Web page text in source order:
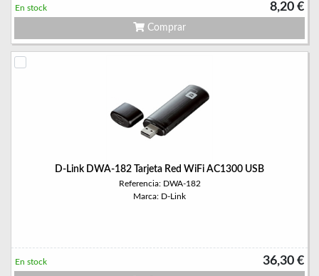
8,20 €
En stock
Comprar
D-Link DWA-182 Tarjeta Red WiFi AC1300 USB
Referencia: DWA-182
Marca: D-Link
36,30 €
En stock